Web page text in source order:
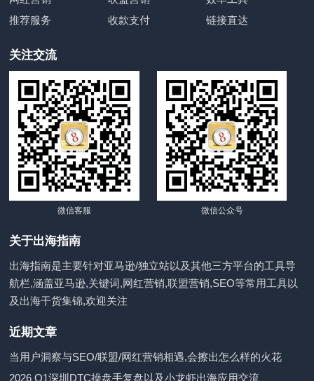
推荐服务
收款支付 链接直达
关注交流
微信客服 微信公众号
关于出海指南
出海指南是主要针对亚马逊/独立站以及其他三方平台的工具导
航栏,涵盖亚马逊,关键词,网红营销,联盟营销,SEO等常用工具以
及出海干货集锦,欢迎关注
近期文章
当用户洞察与SEO/联盟/网红营销相遇,会擦出怎么样的火花
2026 Q1深圳DTC操盘手复盘以及小龙虾出海应用交流